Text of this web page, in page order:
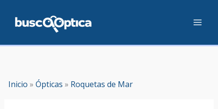
Inicio »Ópticas » Roquetas de Mar